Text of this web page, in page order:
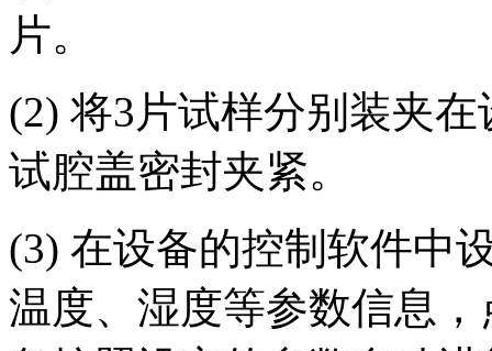
片。
(2) 将3片试样分别装夹
试腔盖密封夹紧。
(3) 在设备的控制软件中
温度、湿度等参数信息